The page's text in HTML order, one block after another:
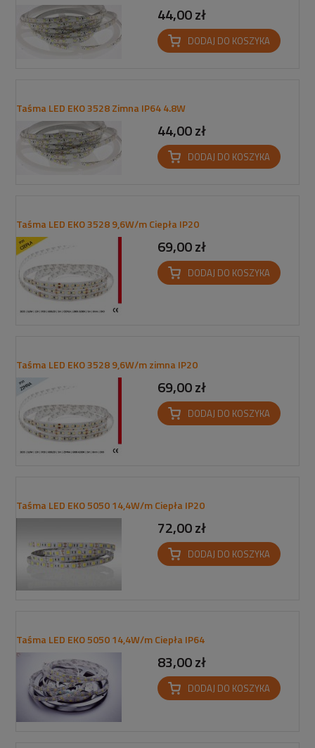
44,00 zł
DODAJ DO KOSZYKA
Taśma LED EKO 3528 Zimna IP64 4.8W
44,00 zł
DODAJ DO KOSZYKA
Taśma LED EKO 3528 9,6W/m Ciepła IP20
69,00 zł
DODAJ DO KOSZYKA
Taśma LED EKO 3528 9,6W/m zimna IP20
69,00 zł
DODAJ DO KOSZYKA
Taśma LED EKO 5050 14,4W/m Ciepła IP20
72,00 zł
DODAJ DO KOSZYKA
Taśma LED EKO 5050 14,4W/m Ciepła IP64
83,00 zł
DODAJ DO KOSZYKA